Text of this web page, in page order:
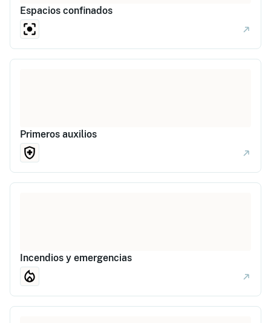
Espacios confinados
Primeros auxilios
Incendios y emergencias